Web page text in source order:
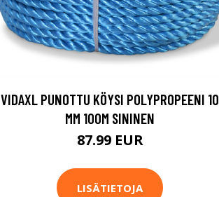
VIDAXL PUNOTTU KÖYSI POLYPROPEENI 10
MM 100M SININEN
87.99 EUR
LISÄTIETOJA